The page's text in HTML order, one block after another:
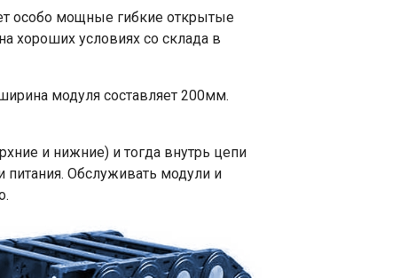
особо мощные гибкие открытые
хороших условиях со склада в
модуля составляет 200мм.
и нижние) и тогда внутрь цепи
Обслуживать модули и